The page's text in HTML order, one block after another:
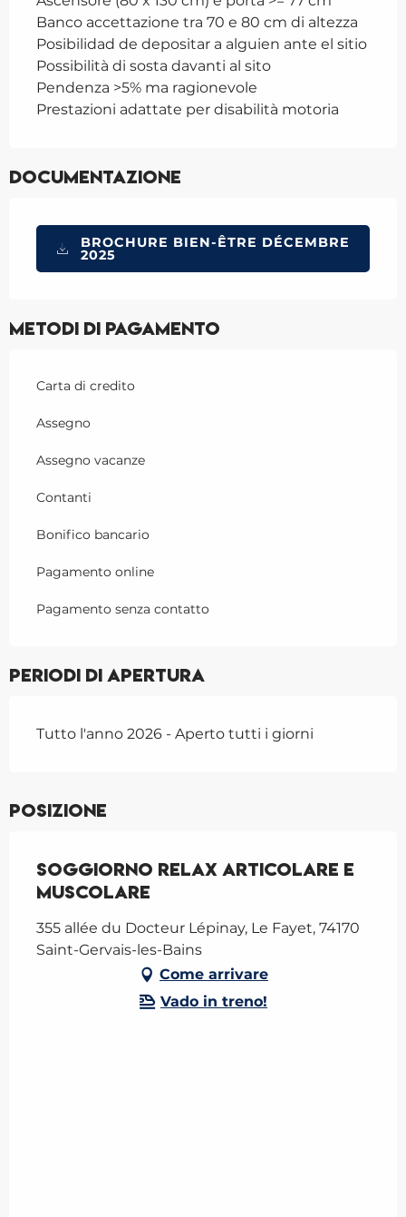
Banco accettazione tra 70 e 80 cm di altezza
Posibilidad de depositar a alguien ante el sitio
Possibilità di sosta davanti al sito
Pendenza >5% ma ragionevole
Prestazioni adattate per disabilità motoria
Documentazione
BROCHURE BIEN-ÊTRE DÉCEMBRE
2025
Metodi di pagamento
Carta di credito
Assegno
Assegno vacanze
Contanti
Bonifico bancario
Pagamento online
Pagamento senza contatto
Periodi di apertura
Tutto l'anno 2026 - Aperto tutti i giorni
Posizione
Soggiorno Relax articolare e
muscolare
355 allée du Docteur Lépinay, Le Fayet, 74170
Saint-Gervais-les-Bains
Come arrivare
Vado in treno!